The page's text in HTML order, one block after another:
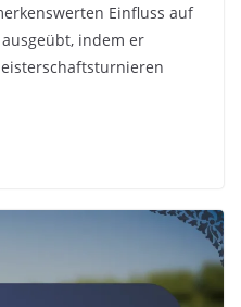
Einfluss auf
indem er